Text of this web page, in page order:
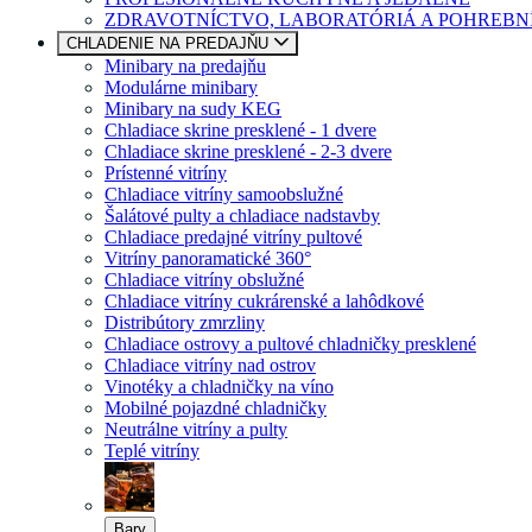
ZDRAVOTNÍCTVO, LABORATÓRIÁ A
CHLADENIE NA PREDAJŇU
Minibary na predajňu
Modulárne minibary
Minibary na sudy KEG
Chladiace skrine presklené - 1 dvere
Chladiace skrine presklené - 2-3 dvere
Prístenné vitríny
Chladiace vitríny samoobslužné
Šalátové pulty a chladiace nadstavby
Chladiace predajné vitríny pultové
Vitríny panoramatické 360°
Chladiace vitríny obslužné
Chladiace vitríny cukrárenské a lahôdkové
Distribútory zmrzliny
Chladiace ostrovy a pultové chladničky presklené
Chladiace vitríny nad ostrov
Vinotéky a chladničky na víno
Mobilné pojazdné chladničky
Neutrálne vitríny a pulty
Teplé vitríny